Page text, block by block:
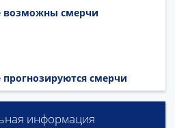
возможны смерчи
прогнозируются смерчи
информация